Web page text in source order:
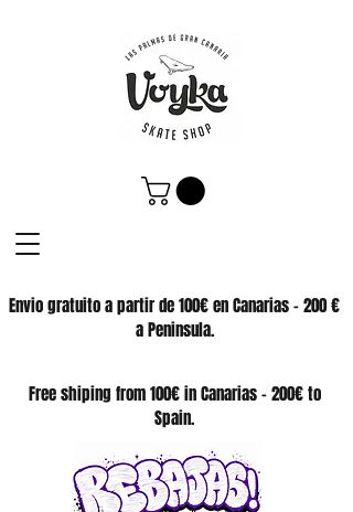
Envio gratuito a partir de 100€ en Canarias - 200 €
a Peninsula.
SKATE SHOP
Free shiping from 100€ in Canarias - 200€ to
Spain.